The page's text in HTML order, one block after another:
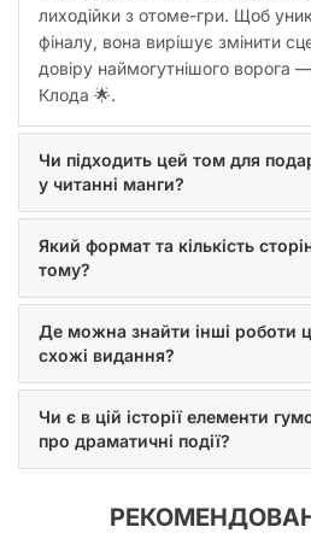
лиходійкою, тому приборкаю
манґа стане чудовим доповненням
ідеальним подарунком для всіх,
пригоди та незвичайні любовні
побачити, як одна рішуча
приборкуючи не тільки
по всьому світу!
лиходійки з отоме-гри. Щоб
фіналу, вона вирішує змінити
довіру наймогутнішого ворога
Клода 🌟.
Чи підходить цей том для
у читанні манги?
Який формат та кількість
тому?
Де можна знайти інші роботи
схожі видання?
Чи є в цій історії елементи
про драматичні події?